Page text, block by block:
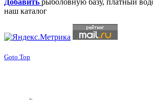
Добавить рыболовную базу, платный
наш каталог
Goto Top